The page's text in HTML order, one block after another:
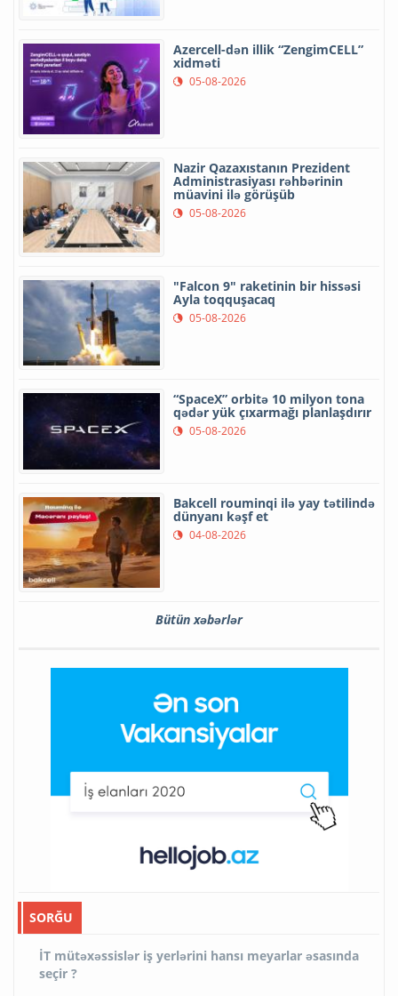
Azercell-dən illik “ZengimCELL”
xidməti
05-08-2026
Nazir Qazaxıstanın Prezident
Administrasiyası rəhbərinin
müavini ilə görüşüb
05-08-2026
"Falcon 9" raketinin bir hissəsi
Ayla toqquşacaq
05-08-2026
“SpaceX” orbitə 10 milyon tona
qədər yük çıxarmağı planlaşdırır
05-08-2026
Bakcell rouminqi ilə yay tətilində
dünyanı kəşf et
04-08-2026
Bütün xəbərlər
SORĞU
İT mütəxəssislər iş yerlərini hansı meyarlar əsasında
seçir ?